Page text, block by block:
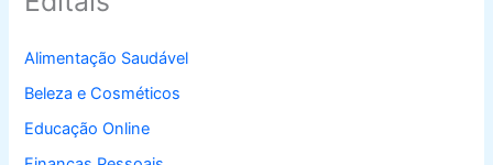
Alimentação Saudável
Beleza e Cosméticos
Educação Online